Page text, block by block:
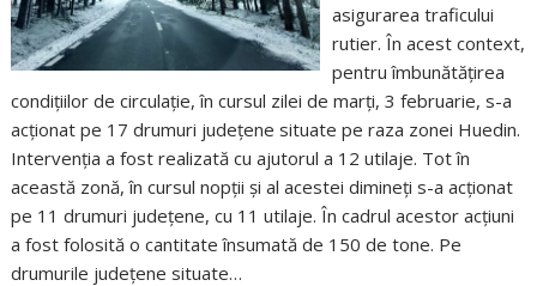
asigurarea traficului
rutier. În acest context,
pentru îmbunătățirea
condițiilor de circulație, în cursul zilei de marți, 3 februarie, s-a
acționat pe 17 drumuri județene situate pe raza zonei Huedin.
Intervenția a fost realizată cu ajutorul a 12 utilaje. Tot în
această zonă, în cursul nopții și al acestei dimineți s-a acționat
pe 11 drumuri județene, cu 11 utilaje. În cadrul acestor acțiuni
a fost folosită o cantitate însumată de 150 de tone. Pe
drumurile județene situate…